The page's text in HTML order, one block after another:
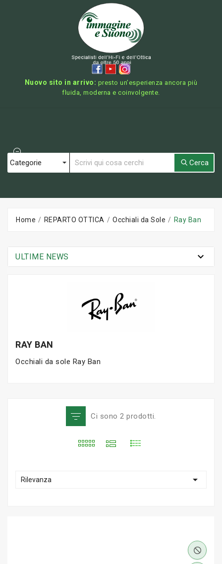
Nuovo sito in arrivo: presto un’esperienza ancora più
fluida, moderna e coinvolgente.
Cerca
Home REPARTO OTTICA Occhiali da Sole Ray Ban
ULTIME NEWS 
RAY BAN
Occhiali da sole Ray Ban
Ci sono 2 prodotti.
Rilevanza 